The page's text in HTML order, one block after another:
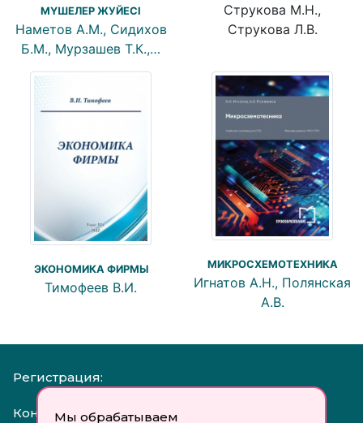
Мы обрабатываем
МҮШЕЛЕР ЖУЙЕСI
Наметов А.М., Сидихов
Б.М., Мурзашев Т.К.,…
Струкова М.Н.,
Струкова Л.В.
ЭКОНОМИКА ФИРМЫ
Тимофеев В.И.
МИКРОСХЕМОТЕХНИКА
Игнатов А.Н., Полянская
А.В.
Регистрация:
Контакты: